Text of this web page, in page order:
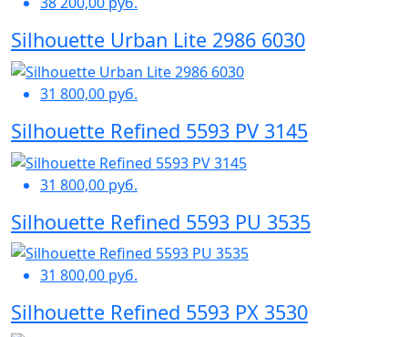
Silhouette Urban Lite 2986 6030
31 800,00 руб.
Silhouette Refined 5593 PV 3145
31 800,00 руб.
Silhouette Refined 5593 PU 3535
31 800,00 руб.
Silhouette Refined 5593 PX 3530